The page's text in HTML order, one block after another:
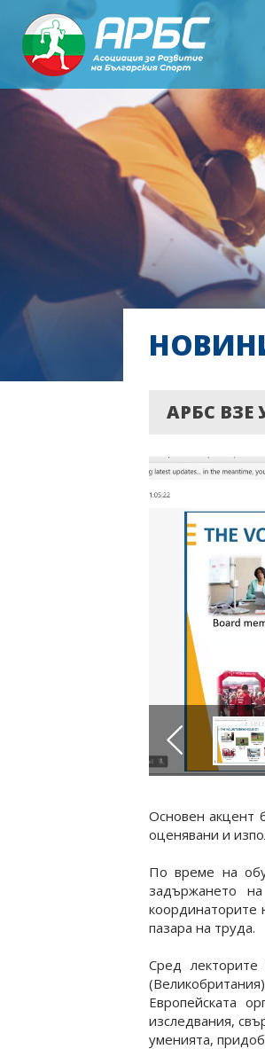
АРБС ВЗЕ
Основен акцент
оценявани и
По време на
задържането
координаторите
пазара на труда.
Сред лекторите
Европейската
изследвания,
уменията,